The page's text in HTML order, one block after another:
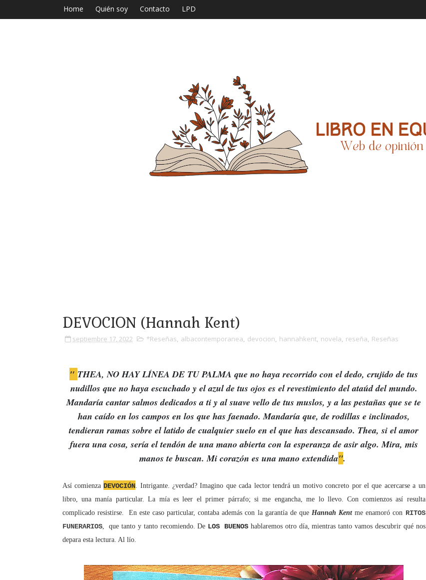
Home Quién soy Contacto LPD
DEVOCION (Hannah Kent)
septiembre 17, 2022 *Reseñas, albacontemporanea, devocion, hannahkent, novela, reseña, Reseñas
" THEA, NO HAY LÍNEA DE TU PALMA que no haya recorrido con el dedo, crujido de tus
nudillos que no haya escuchado y el azul de tus ojos es el revestimiento del ataúd del mundo.
Mandaría cantar salmos dedicados a ti y al suave vello de tus muslos, y a las pestañas que se te
han caído en los campos en los que has faenado. Mandaría que, de rodillas e inclinados,
tendieran ramas sobre el latido de cualquier suelo en el que has descansado. Thea, si el amor
fuera una cosa, sería el tendón de una mano abierta con la esperanza de asir algo. Mira, mis
manos te buscan. Mi corazón es una mano extendida".
Así comienza DEVOCIÓN. Intrigante. ¿verdad? Imagino que cada lector tendrá un motivo concreto por el que acercarse a un
libro, una manía particular. La mía es leer el primer párrafo; si me engancha, me lo llevo. Con comienzos así resulta
complicado resistirse. En este caso particular, contaba además con la garantía de queHannah Kentme enamoró con RITOS
FUNERARIOS, que tanto y tanto recomiendo. De LOS BUENOS hablaremos otro día, mientras tanto vamos descubrir qué nos
depara esta lectura. Al lío.